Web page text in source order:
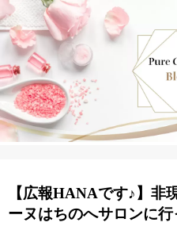
【広報HANAです♪】非
ーヌはちのへサロンに